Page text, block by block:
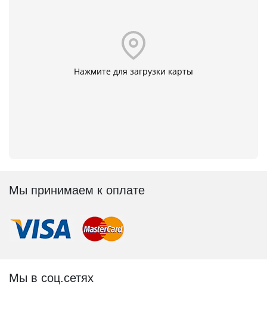
Нажмите для загрузки карты
Мы принимаем к оплате
Мы в соц.сетях